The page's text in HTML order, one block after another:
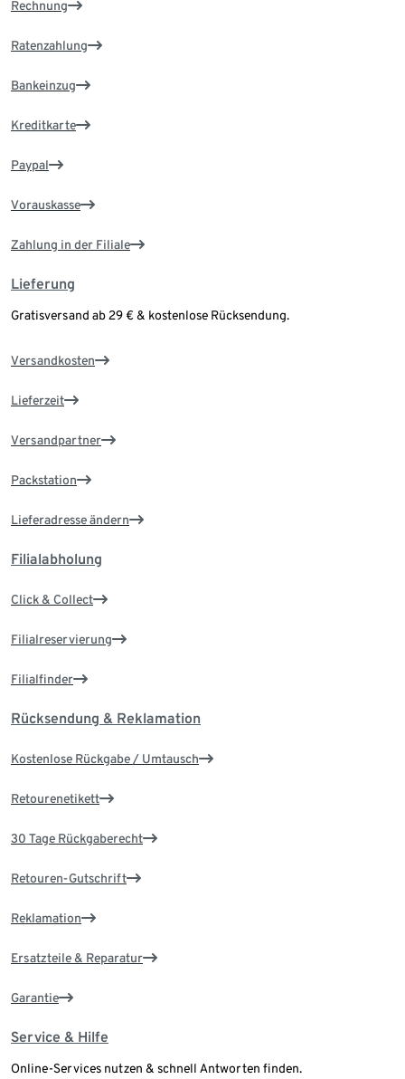
Rechnung
Ratenzahlung
Bankeinzug
Kreditkarte
Paypal
Vorauskasse
Zahlung in der Filiale
Lieferung
Gratisversand ab 29 € & kostenlose Rücksendung.
Versandkosten
Lieferzeit
Versandpartner
Packstation
Lieferadresse ändern
Filialabholung
Click & Collect
Filialreservierung
Filialfinder
Rücksendung & Reklamation
Kostenlose Rückgabe / Umtausch
Retourenetikett
30 Tage Rückgaberecht
Retouren-Gutschrift
Reklamation
Ersatzteile & Reparatur
Garantie
Service & Hilfe
Online-Services nutzen & schnell Antworten finden.